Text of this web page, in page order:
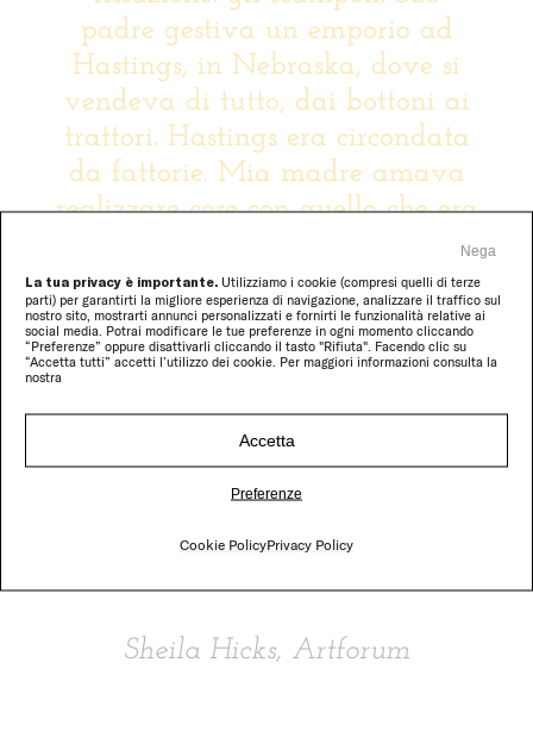
La tua privacy è importante. Utilizziamo i cookie (compresi quelli di terze
parti) per garantirti la migliore esperienza di navigazione, analizzare il traffico sul
nostro sito, mostrarti annunci personalizzati e fornirti le funzionalità relative ai
social media. Potrai modificare le tue preferenze in ogni momento cliccando
“Preferenze” oppure disattivarli cliccando il tasto "Rifiuta". Facendo clic su
“Accetta tutti” accetti l’utilizzo dei cookie. Per maggiori informazioni consulta la
nostra
Accetta
Nega
Preferenze
Cookie PolicyPrivacy Policy
padre gestiva un emporio ad
Hastings, in Nebraska, dove si
vendeva di tutto, dai bottoni ai
trattori. Hastings era circondata
da fattorie. Mia madre amava
realizzare cose con quello che era
stato altro. Così mi ha aiutato a
fare tutti i miei vestiti con i
tessuti scartati che trovavamo.
Lei era una raccoglitrice e tutti
parte del mondo, la gente è
orgogliosa della propria
laboriosità, ma non la ostenta.
Sheila Hicks, Artforum